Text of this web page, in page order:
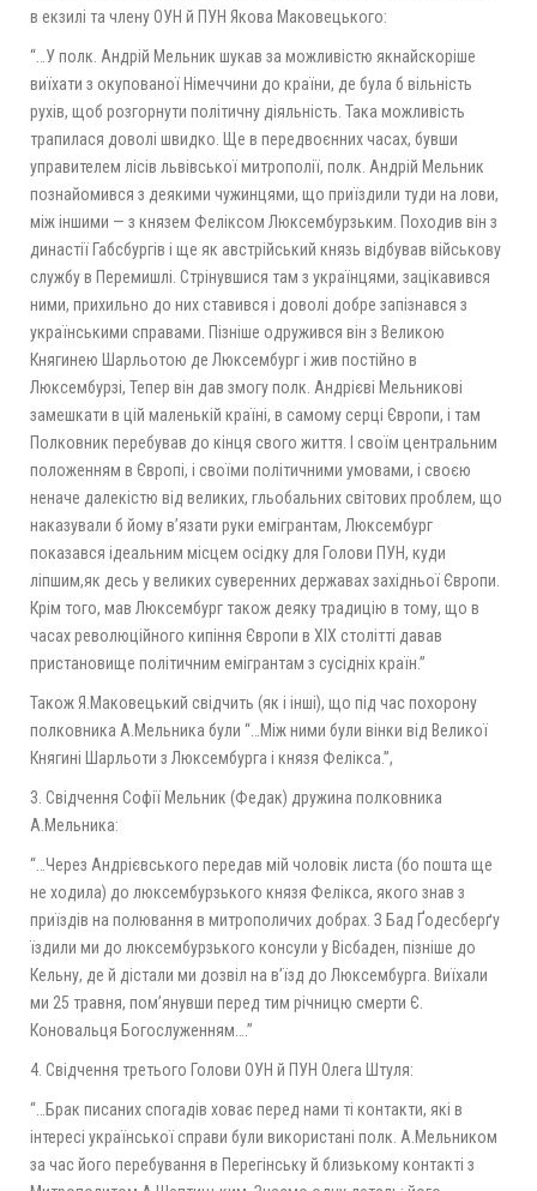
в екзилі та члену ОУН й ПУН Якова Маковецького:
“…У полк. Андрій Мельник шукав за можливістю якнайскоріше
виїхати з окупованої Німеччини до країни, де була б вільність
рухів, щоб розгорнути політичну діяльність. Така можливість
трапилася доволі швидко. Ще в передвоєнних часах, бувши
управителем лісів львівської митрополії, полк. Андрій Мельник
познайомився з деякими чужинцями, що приїздили туди на лови,
між іншими — з князем Феліксом Люксембурзьким. Походив він з
династії Габсбургів і ще як австрійський князь відбував військову
службу в Перемишлі. Стрінувшися там з українцями, зацікавився
ними, прихильно до них ставився і доволі добре запізнався з
українськими справами. Пізніше одружився він з Великою
Княгинею Шарльотою де Люксембург і жив постійно в
Люксембурзі, Тепер він дав змогу полк. Андрієві Мельникові
замешкати в цій маленькій країні, в самому серці Європи, і там
Полковник перебував до кінця свого життя. І своїм центральним
положенням в Європі, і своїми політичними умовами, і своєю
неначе далекістю від великих, гльобальних світових проблем, що
наказували б йому в’язати руки емігрантам, Люксембург
показався ідеальним місцем осідку для Голови ПУН, куди
ліпшим,як десь у великих суверенних державах західньої Європи.
Крім того, мав Люксембург також деяку традицію в тому, що в
часах революційного кипіння Європи в XIX столітті давав
пристановище політичним емігрантам з сусідніх країн.”
Також Я.Маковецький свідчить (як і інші), що під час похорону
полковника А.Мельника були “…Між ними були вінки від Великої
Княгині Шарльоти з Люксембурга і князя Фелікса.”,
3. Свідчення Софії Мельник (Федак) дружина полковника
А.Мельника:
“…Через Андрієвського передав мій чоловік листа (бо пошта ще
не ходила) до люксембурзького князя Фелікса, якого знав з
приїздів на полювання в митрополичих добрах. З Бад Ґодесберґу
їздили ми до люксембурзького консули у Вісбаден, пізніше до
Кельну, де й дістали ми дозвіл на в’їзд до Люксембурга. Виїхали
ми 25 травня, пом’янувши перед тим річницю смерти Є.
Коновальця Богослуженням….”
4. Свідчення третього Голови ОУН й ПУН Олега Штуля:
“…Брак писаних спогадів ховає перед нами ті контакти, які в
інтересі української справи були використані полк. А.Мельником
за час його перебування в Перегінську й близькому контакті з